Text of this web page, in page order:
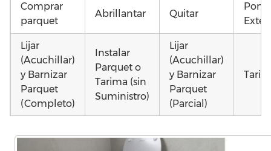
Comprar
parquet
Abrillantar Quitar
Lijar
(Acuchillar)
y Barnizar
Parquet
(Completo)
Instalar
Parquet o
Tarima (sin
Suministro)
Lijar
(Acuchillar)
y Barnizar
Parquet
(Parcial)
parquet o